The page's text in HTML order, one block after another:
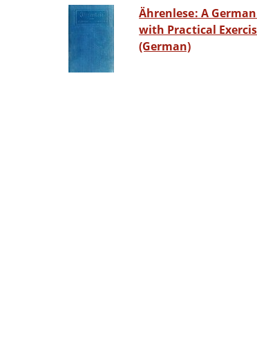
Ährenlese: A
with Practical
(German)